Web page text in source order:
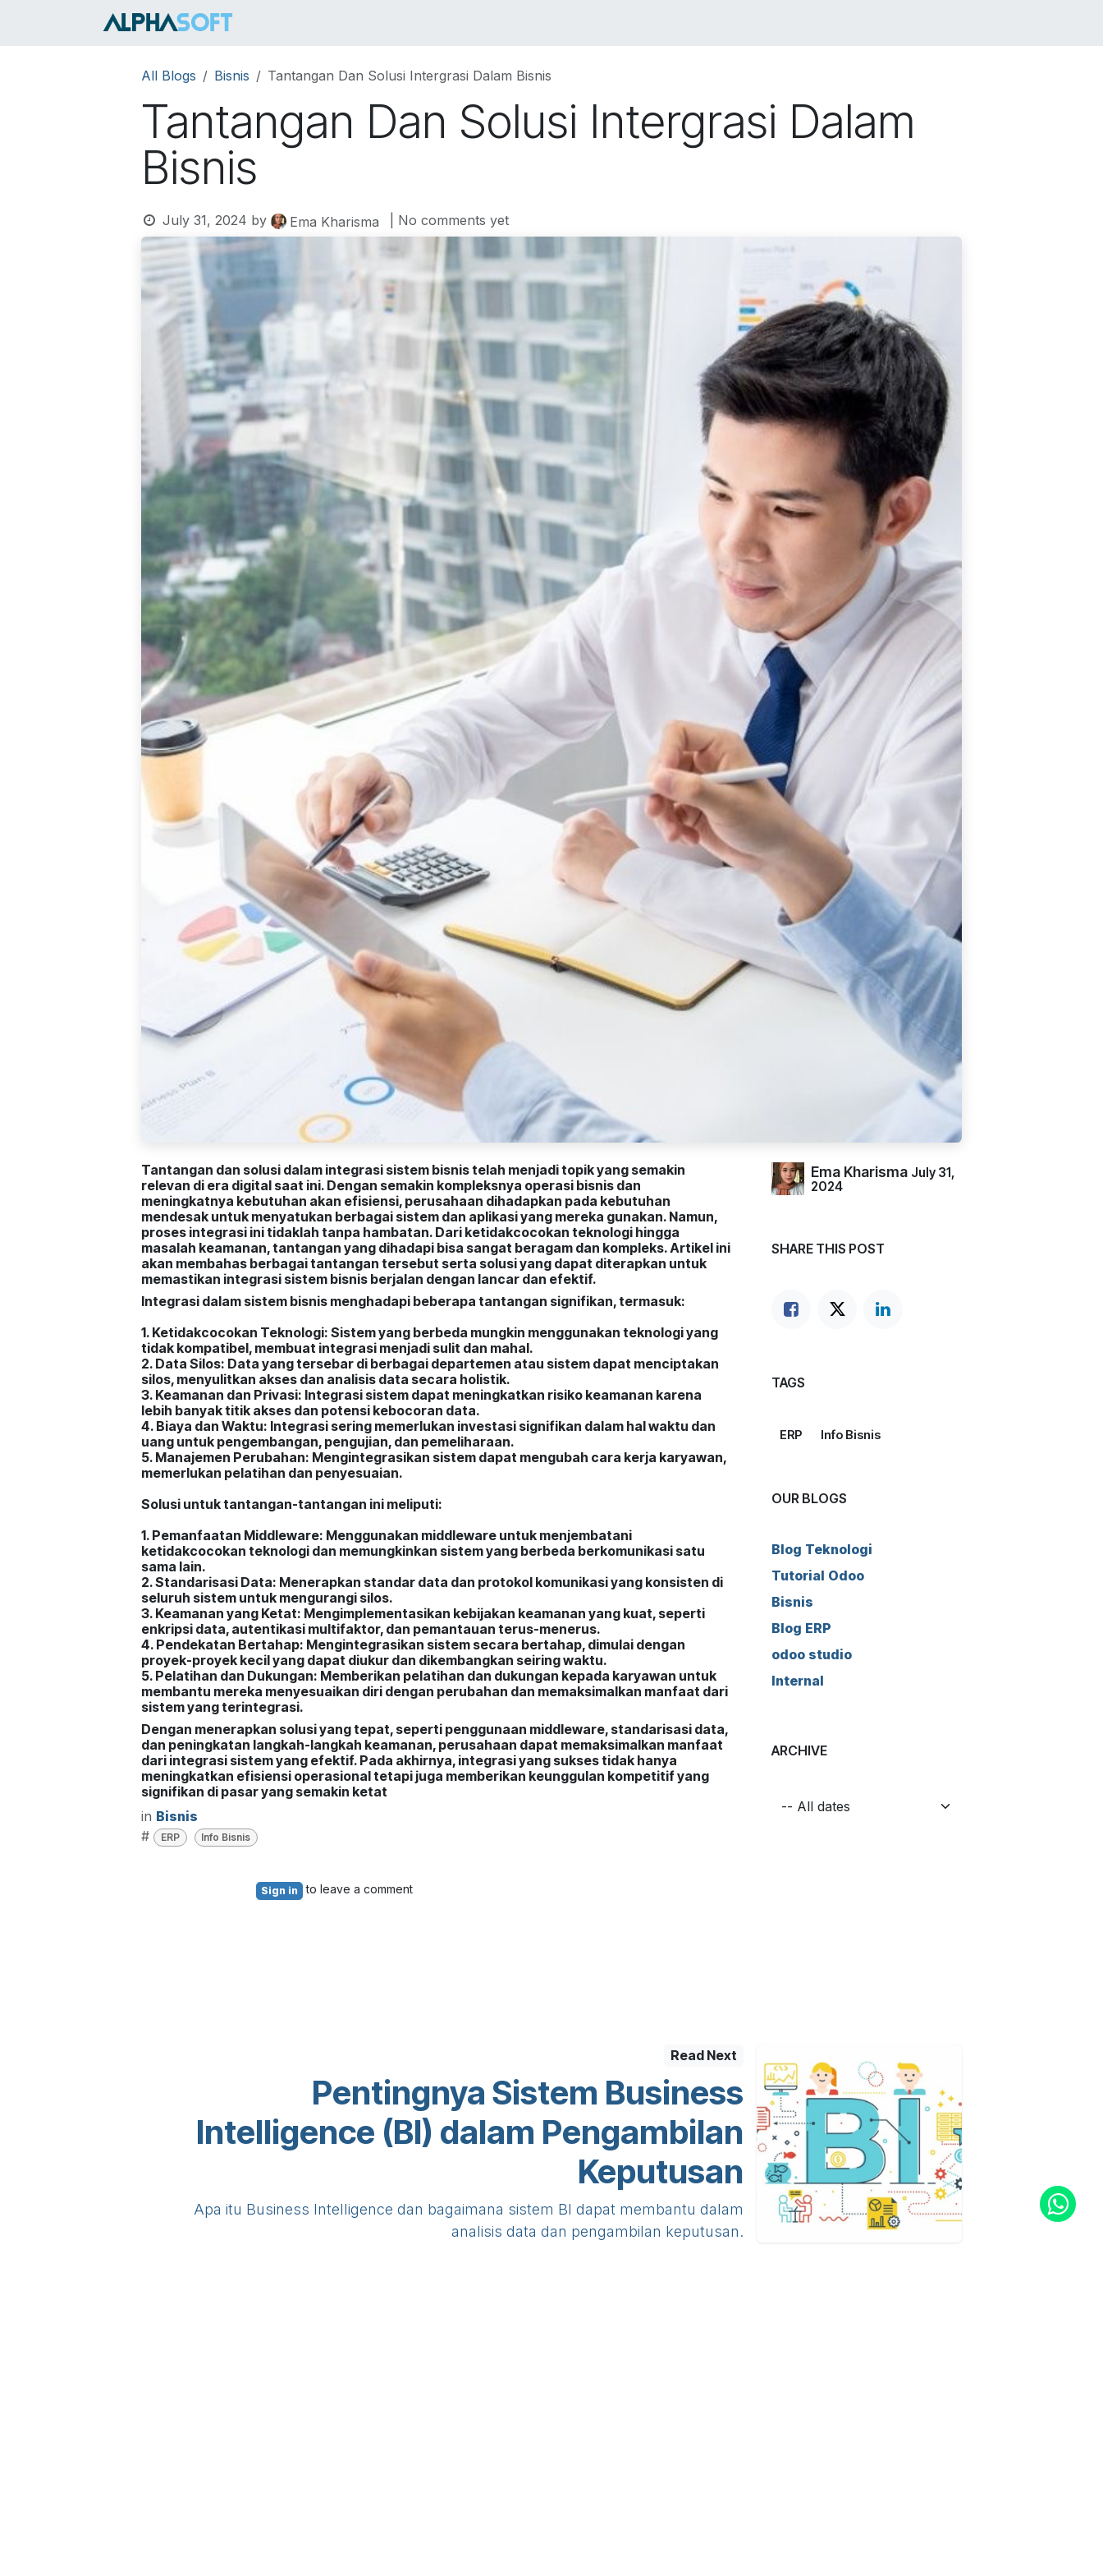
All Blogs Bisnis Tantangan Dan Solusi Intergrasi Dalam Bisnis
Tantangan Dan Solusi Intergrasi Dalam
Bisnis
July 31, 2024 by Ema Kharisma | No comments yet
Tantangan dan solusi dalam integrasi sistem bisnis telah menjadi topik yang semakin
relevan di era digital saat ini. Dengan semakin kompleksnya operasi bisnis dan
meningkatnya kebutuhan akan efisiensi, perusahaan dihadapkan pada kebutuhan
mendesak untuk menyatukan berbagai sistem dan aplikasi yang mereka gunakan. Namun,
proses integrasi ini tidaklah tanpa hambatan. Dari ketidakcocokan teknologi hingga
masalah keamanan, tantangan yang dihadapi bisa sangat beragam dan kompleks. Artikel ini
akan membahas berbagai tantangan tersebut serta solusi yang dapat diterapkan untuk
memastikan integrasi sistem bisnis berjalan dengan lancar dan efektif.
Integrasi dalam sistem bisnis menghadapi beberapa tantangan signifikan, termasuk:
1. Ketidakcocokan Teknologi: Sistem yang berbeda mungkin menggunakan teknologi yang
tidak kompatibel, membuat integrasi menjadi sulit dan mahal.
2. Data Silos: Data yang tersebar di berbagai departemen atau sistem dapat menciptakan
silos, menyulitkan akses dan analisis data secara holistik.
3. Keamanan dan Privasi: Integrasi sistem dapat meningkatkan risiko keamanan karena
lebih banyak titik akses dan potensi kebocoran data.
4. Biaya dan Waktu: Integrasi sering memerlukan investasi signifikan dalam hal waktu dan
uang untuk pengembangan, pengujian, dan pemeliharaan.
5. Manajemen Perubahan: Mengintegrasikan sistem dapat mengubah cara kerja karyawan,
memerlukan pelatihan dan penyesuaian.
Solusi untuk tantangan-tantangan ini meliputi:
1. Pemanfaatan Middleware: Menggunakan middleware untuk menjembatani
ketidakcocokan teknologi dan memungkinkan sistem yang berbeda berkomunikasi satu
sama lain.
2. Standarisasi Data: Menerapkan standar data dan protokol komunikasi yang konsisten di
seluruh sistem untuk mengurangi silos.
3. Keamanan yang Ketat: Mengimplementasikan kebijakan keamanan yang kuat, seperti
enkripsi data, autentikasi multifaktor, dan pemantauan terus-menerus.
4. Pendekatan Bertahap: Mengintegrasikan sistem secara bertahap, dimulai dengan
proyek-proyek kecil yang dapat diukur dan dikembangkan seiring waktu.
5. Pelatihan dan Dukungan: Memberikan pelatihan dan dukungan kepada karyawan untuk
membantu mereka menyesuaikan diri dengan perubahan dan memaksimalkan manfaat dari
sistem yang terintegrasi.
Dengan menerapkan solusi yang tepat, seperti penggunaan middleware, standarisasi data,
dan peningkatan langkah-langkah keamanan, perusahaan dapat memaksimalkan manfaat
dari integrasi sistem yang efektif. Pada akhirnya, integrasi yang sukses tidak hanya
meningkatkan efisiensi operasional tetapi juga memberikan keunggulan kompetitif yang
signifikan di pasar yang semakin ketat
in Bisnis
#
ERP Info Bisnis
Ema Kharisma July 31,
2024
SHARE THIS POST
TAGS
ERP Info Bisnis
OUR BLOGS
Blog Teknologi
Tutorial Odoo
Bisnis
Blog ERP
odoo studio
Internal
ARCHIVE
Sign in to leave a comment
Read Next
Pentingnya Sistem Business
Intelligence (BI) dalam Pengambilan
Keputusan
Apa itu Business Intelligence dan bagaimana sistem BI dapat membantu dalam
analisis data dan pengambilan keputusan.